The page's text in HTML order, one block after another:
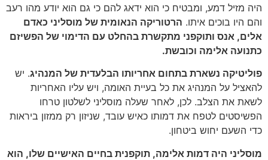
היה מזיל דמע, ומבטיח כי הוא ידאג להם כי גם הוא יודע מהו רעב
והם היו בוכים איתו. הרטוריקה הנאומית של מוסליני כאדם
אלים, אנס ותוקפני מתקשרת בהחלט עם הדימוי של הפשיזם
כתנועה אלימה וכובשת.
פוליטיקה נשארת בתחום אחריותו הבלעדית של המנהיג. יש
להאציל על המנהיג את כל בעיית האומה, ויש עליו האחריות
לשאת את הצלב. לכן, לאחר שעלה מוסליני לשלטון טרחו
הפשיסטים לטפח את דמותו כאיש עובד, שניזון רק ממזון ביראות
כדי השעם יחוש ביטחון.
מוסליני היה דמות אלימה, תוקפנית בחיים האישיים שלו, הוא